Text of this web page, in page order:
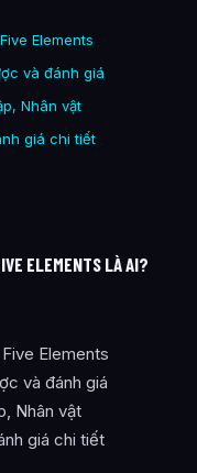
Elements
và đánh giá
Nhân vật
giá chi tiết
ELEMENTS LÀ AI?
Elements
và đánh giá
Nhân vật
giá chi tiết